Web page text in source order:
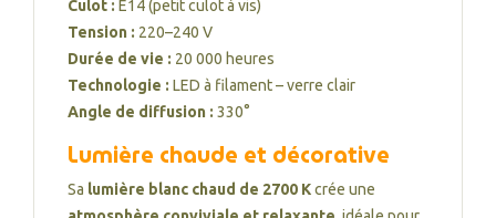
Culot : E14 (petit culot à vis)
Tension : 220–240 V
Durée de vie : 20 000 heures
Technologie : LED à filament – verre clair
Angle de diffusion : 330°
Lumière chaude et décorative
Sa lumière blanc chaud de 2700 Kcrée une